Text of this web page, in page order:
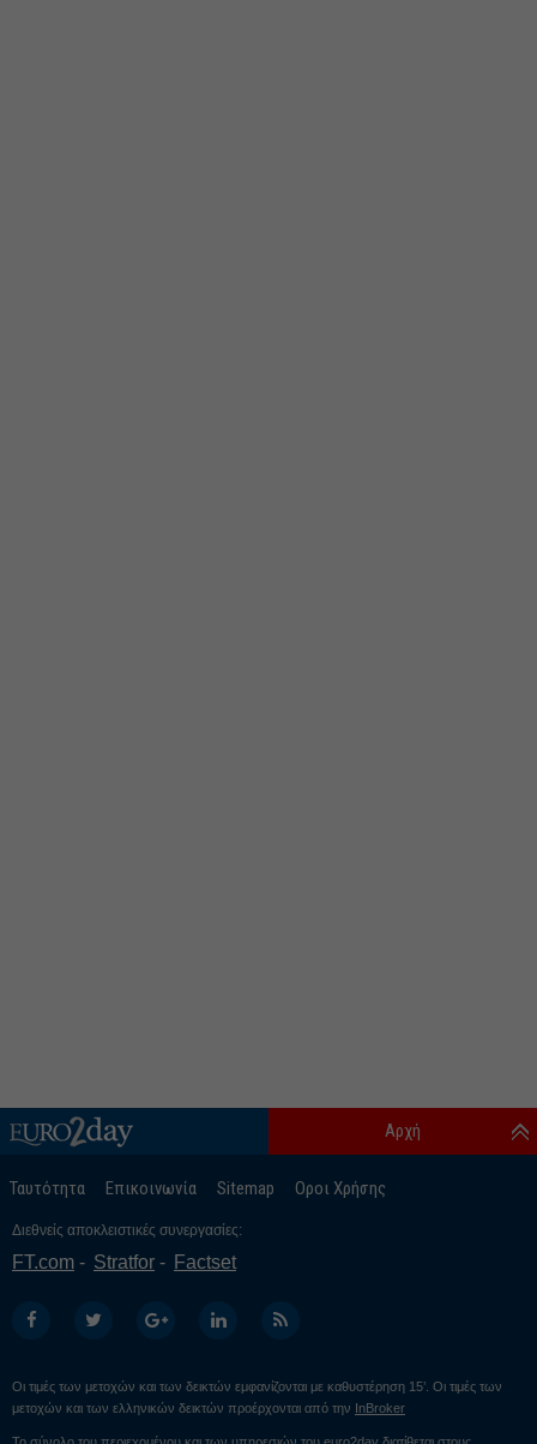
Ταυτότητα Επικοινωνία Sitemap Οροι Χρήσης
Αρχή
Διεθνείς αποκλειστικές συνεργασίες:
FT.com Stratfor Factset
Οι τιμές των μετοχών και των δεικτών εμφανίζονται με καθυστέρηση 15’. Οι τιμές των
μετοχών και των ελληνικών δεικτών προέρχονται από την InBroker